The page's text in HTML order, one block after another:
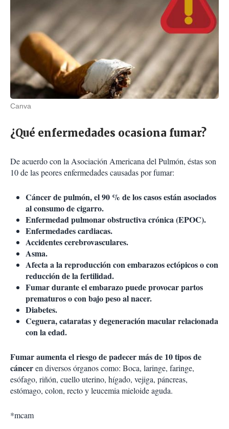
Canva
¿Qué enfermedades ocasiona fumar?
De acuerdo con la Asociación Americana del Pulmón, éstas son
10 de las peores enfermedades causadas por fumar:
Cáncer de pulmón, el 90 % de los casos están asociados
al consumo de cigarro.
Enfermedad pulmonar obstructiva crónica (EPOC).
Enfermedades cardiacas.
Accidentes cerebrovasculares.
Asma.
Afecta a la reproducción con embarazos ectópicos o con
reducción de la fertilidad.
Fumar durante el embarazo puede provocar partos
prematuros o con bajo peso al nacer.
Diabetes.
Ceguera, cataratas y degeneración macular relacionada
con la edad.
Fumar aumenta el riesgo de padecer más de 10 tipos de
cánceren diversos órganos como: Boca, laringe, faringe,
esófago, riñón, cuello uterino, hígado, vejiga, páncreas,
estómago, colon, recto y leucemia mieloide aguda.
*mcam